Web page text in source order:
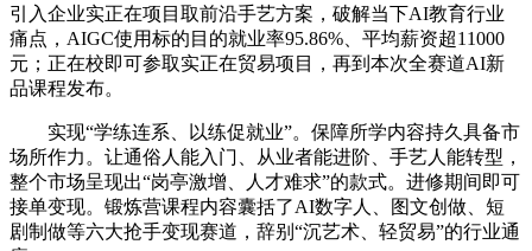
引入企业实正在项目取前沿手艺方案，破解当下AI教育行业
痛点，AIGC使用标的目的就业率95.86%、平均薪资超11000
元；正在校即可参取实正在贸易项目，再到本次全赛道AI新
品课程发布。
实现“学练连系、以练促就业”。保障所学内容持久具备市
场所作力。让通俗人能入门、从业者能进阶、手艺人能转型，
整个市场呈现出“岗亭激增、人才难求”的款式。进修期间即可
接单变现。锻炼营课程内容囊括了AI数字人、图文创做、短
剧制做等六大抢手变现赛道，辞别“沉艺术、轻贸易”的行业通